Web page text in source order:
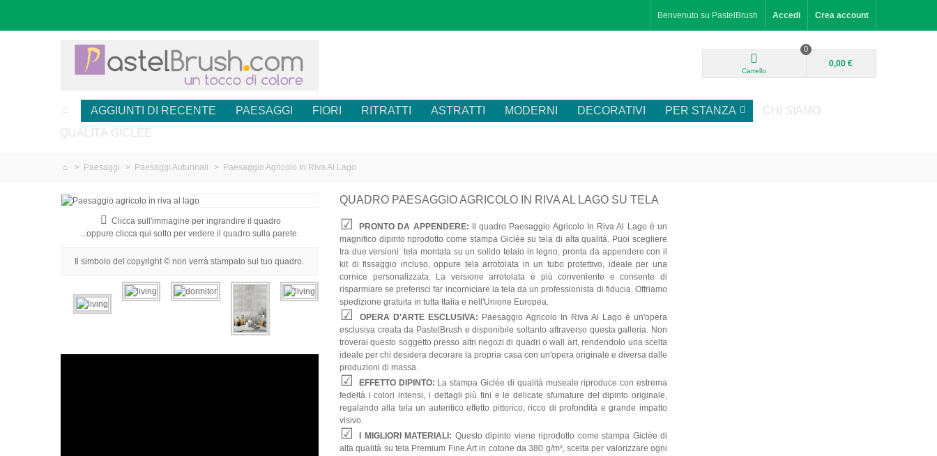
Benvenuto su PastelBrush Accedi Crea account
Carrello
0
0,00 €
AGGIUNTI DI RECENTE PAESAGGI FIORI RITRATTI ASTRATTI MODERNI DECORATIVI PER STANZA
CHI SIAMO
QUALITÀ GICLÉE
> Paesaggi > Paesaggi Autunnali > Paesaggio Agricolo In Riva Al Lago
Clicca sull'immagine per ingrandire il quadro
...oppure clicca qui sotto per vedere il quadro sulla parete.
Il simbolo del copyright © non verrà stampato sul tuo quadro.
QUADRO PAESAGGIO AGRICOLO IN RIVA AL LAGO SU TELA
PRONTO DA APPENDERE: Il quadro Paesaggio Agricolo In Riva Al Lago è un
magnifico dipinto riprodotto come stampa Giclée su tela di alta qualità. Puoi scegliere
tra due versioni: tela montata su un solido telaio in legno, pronta da appendere con il
kit di fissaggio incluso, oppure tela arrotolata in un tubo protettivo, ideale per una
cornice personalizzata. La versione arrotolata è più conveniente e consente di
risparmiare se preferisci far incorniciare la tela da un professionista di fiducia. Offriamo
spedizione gratuita in tutta Italia e nell'Unione Europea.
OPERA D'ARTE ESCLUSIVA: Paesaggio Agricolo In Riva Al Lago è un'opera
esclusiva creata da PastelBrush e disponibile soltanto attraverso questa galleria. Non
troverai questo soggetto presso altri negozi di quadri o wall art, rendendolo una scelta
ideale per chi desidera decorare la propria casa con un'opera originale e diversa dalle
produzioni di massa.
EFFETTO DIPINTO: La stampa Giclée di qualità museale riproduce con estrema
fedeltà i colori intensi, i dettagli più fini e le delicate sfumature del dipinto originale,
regalando alla tela un autentico effetto pittorico, ricco di profondità e grande impatto
visivo.
I MIGLIORI MATERIALI: Questo dipinto viene riprodotto come stampa Giclée di
alta qualità su tela Premium Fine Art in cotone da 380 g/m², scelta per valorizzare ogni